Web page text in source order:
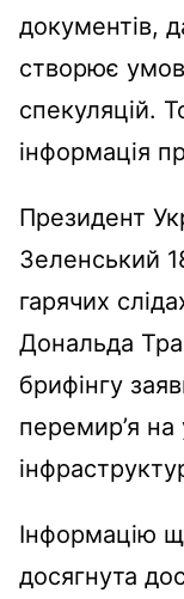
документів,
створює
спекуляцій.
інформація
Президент
Зеленський
гарячих
Дональда
брифінгу
перемир’я на
Інформацію
досягнута